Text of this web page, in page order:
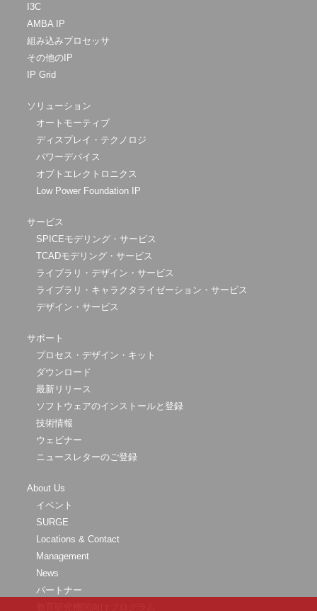
I3C
AMBA IP
組み込みプロセッサ
その他のIP
IP Grid
ソリューション
オートモーティブ
ディスプレイ・テクノロジ
パワーデバイス
オプトエレクトロニクス
Low Power Foundation IP
サービス
SPICEモデリング・サービス
TCADモデリング・サービス
ライブラリ・デザイン・サービス
ライブラリ・キャラクタライゼーション・サービス
デザイン・サービス
サポート
プロセス・デザイン・キット
ダウンロード
最新リリース
ソフトウェアのインストールと登録
技術情報
ウェビナー
ニュースレターのご登録
About Us
イベント
SURGE
Locations & Contact
Management
News
パートナー